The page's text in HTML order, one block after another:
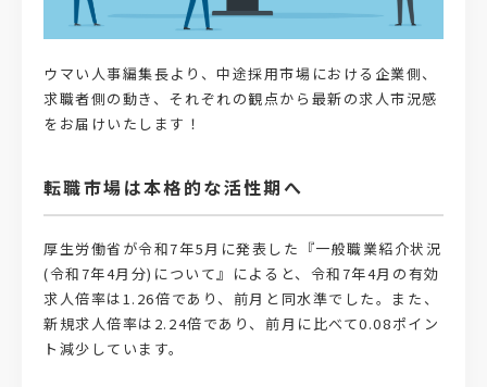
ウマい人事編集長より、中途採用市場における企業側、
求職者側の動き、それぞれの観点から最新の求人市況感
をお届けいたします！
転職市場は本格的な活性期へ
厚生労働省が令和7年5月に発表した『一般職業紹介状況
(令和7年4月分)について』によると、令和7年4月の有効
求人倍率は1.26倍であり、前月と同水準でした。また、
新規求人倍率は2.24倍であり、前月に比べて0.08ポイン
ト減少しています。